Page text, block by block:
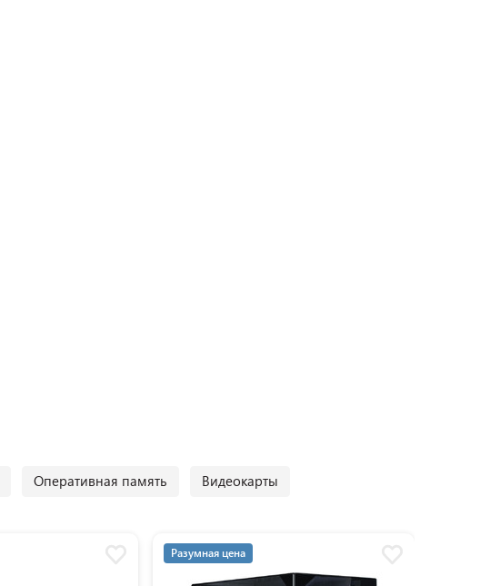
Оперативная память Видеокарты
Разумная цена